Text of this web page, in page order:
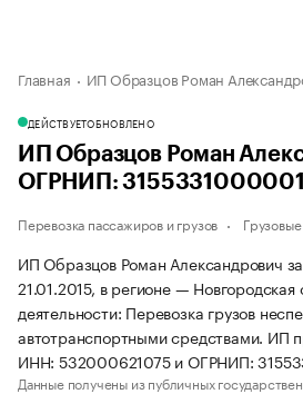
Главная ИП Образцов Роман
ДЕЙСТВУЕТОБНОВЛЕНО
ИП Образцов Роман
ОГРНИП:
Перевозка пассажиров и грузов
ИП Образцов Роман Александрович
21.01.2015, в регионе —
деятельности: Перевозка грузов
автотранспортными средствами. ИП
ИНН: 532000621075 и ОГРНИП:
Данные получены из публичных